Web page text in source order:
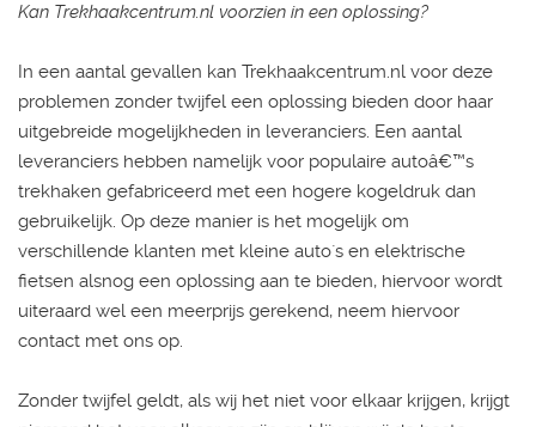
Kan Trekhaakcentrum.nl voorzien in een oplossing?
In een aantal gevallen kan Trekhaakcentrum.nl voor deze
problemen zonder twijfel een oplossing bieden door haar
uitgebreide mogelijkheden in leveranciers. Een aantal
leveranciers hebben namelijk voor populaire autoâ€™s
trekhaken gefabriceerd met een hogere kogeldruk dan
gebruikelijk. Op deze manier is het mogelijk om
verschillende klanten met kleine auto`s en elektrische
fietsen alsnog een oplossing aan te bieden, hiervoor wordt
uiteraard wel een meerprijs gerekend, neem hiervoor
contact met ons op.
Zonder twijfel geldt, als wij het niet voor elkaar krijgen, krijgt